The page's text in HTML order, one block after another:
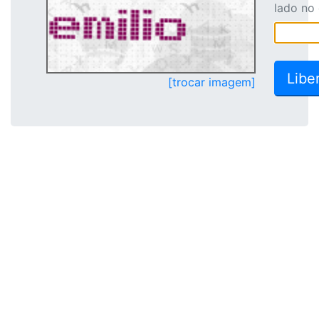
[trocar imagem]
lado no